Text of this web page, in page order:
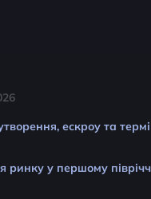
ескроу та
у першому